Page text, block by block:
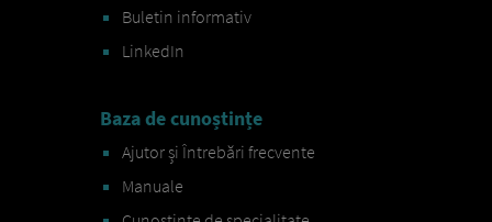
Buletin informativ
LinkedIn
Baza de cunoștințe
Ajutor și Întrebări frecvente
Manuale